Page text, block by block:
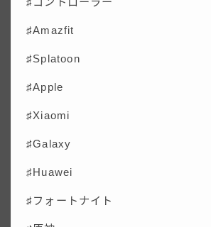
♯Amazfit
♯Splatoon
♯Apple
♯Xiaomi
♯Galaxy
♯Huawei
♯フォートナイト